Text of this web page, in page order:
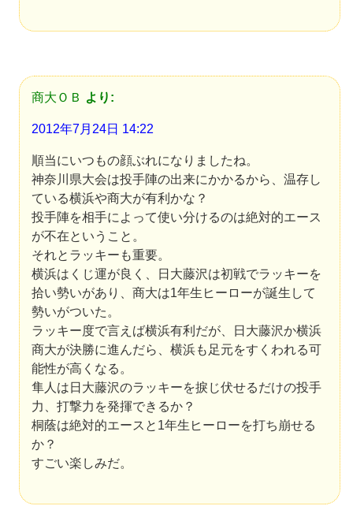
商大ＯＢ より:
2012年7月24日 14:22
順当にいつもの顔ぶれになりましたね。
神奈川県大会は投手陣の出来にかかるから、温存し
ている横浜や商大が有利かな？
投手陣を相手によって使い分けるのは絶対的エース
が不在ということ。
それとラッキーも重要。
横浜はくじ運が良く、日大藤沢は初戦でラッキーを
拾い勢いがあり、商大は1年生ヒーローが誕生して
勢いがついた。
ラッキー度で言えば横浜有利だが、日大藤沢か横浜
商大が決勝に進んだら、横浜も足元をすくわれる可
能性が高くなる。
隼人は日大藤沢のラッキーを捩じ伏せるだけの投手
力、打撃力を発揮できるか？
桐蔭は絶対的エースと1年生ヒーローを打ち崩せる
か？
すごい楽しみだ。